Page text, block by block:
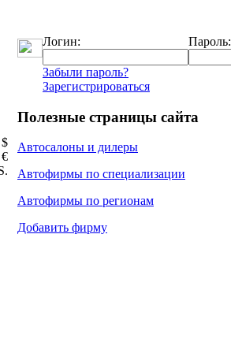
Логин: Пароль:
Забыли пароль?
Зарегистрироваться
Полезные страницы сайта
Автосалоны и дилеры
Автофирмы по специализации
Автофирмы по регионам
Добавить фирму